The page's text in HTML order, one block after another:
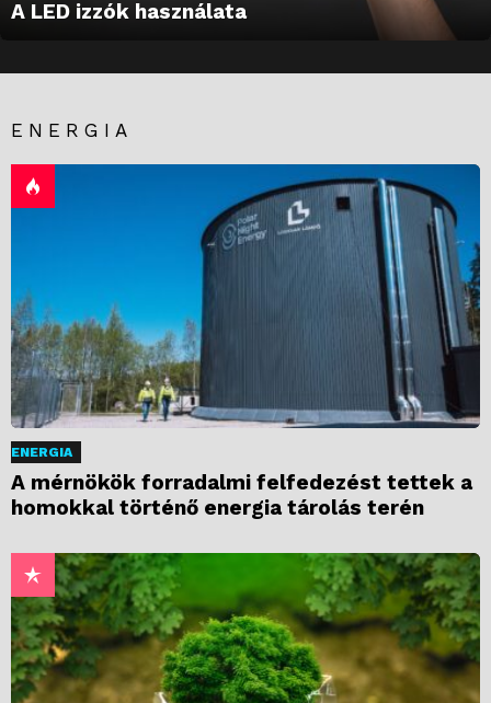
A LED izzók használata
ENERGIA
ENERGIA
A mérnökök forradalmi felfedezést tettek a
homokkal történő energia tárolás terén